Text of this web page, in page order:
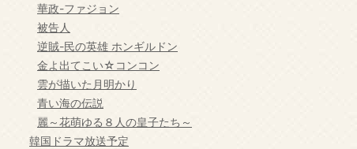
華政-ファジョン
被告人
逆賊-民の英雄 ホンギルドン
金よ出てこい☆コンコン
雲が描いた月明かり
青い海の伝説
麗～花萌ゆる８人の皇子たち～
韓国ドラマ放送予定